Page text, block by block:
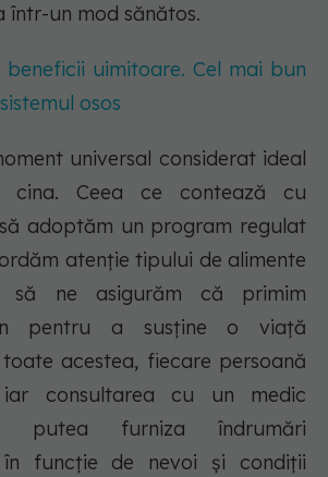
într-un mod sănătos.
uimitoare. Cel mai bun
osos
universal considerat ideal
Ceea ce contează cu
adoptăm un program regulat
atenție tipului de alimente
să ne asigurăm că primim
pentru a susține o viață
acestea, fiecare persoană
consultarea cu un medic
putea furniza îndrumări
în funcție de nevoi și condiții